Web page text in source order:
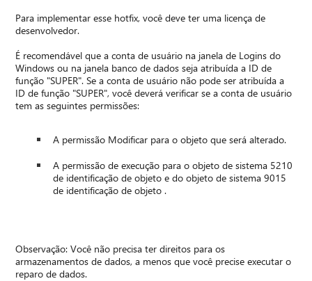
Para implementar esse hotfix, você deve ter uma licença de
desenvolvedor.
É recomendável que a conta de usuário na janela de Logins do
Windows ou na janela banco de dados seja atribuída a ID de
função "SUPER". Se a conta de usuário não pode ser atribuída a
ID de função "SUPER", você deverá verificar se a conta de usuário
tem as seguintes permissões:
A permissão Modificar para o objeto que será alterado.
A permissão de execução para o objeto de sistema 5210
de identificação de objeto e do objeto de sistema 9015
de identificação de objeto .
Observação: Você não precisa ter direitos para os
armazenamentos de dados, a menos que você precise executar o
reparo de dados.